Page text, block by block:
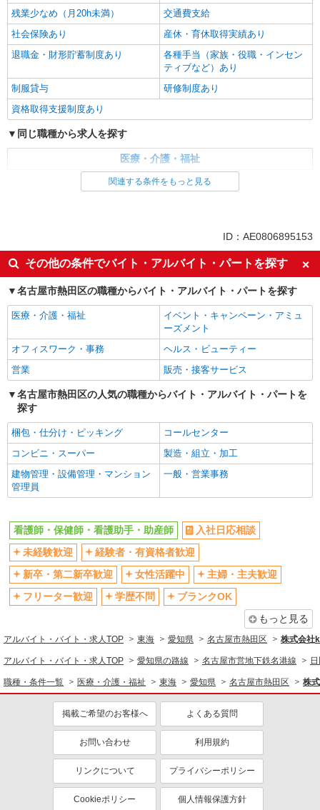
残業少なめ（月20h未満）
交通費支給
社会保険あり
産休・育休取得実績あり
退職金・財形貯蓄制度あり
各種手当（家族・役職・インセン
ティブなど）あり
制服貸与
研修制度あり
資格取得支援制度あり
同じ職種から求人を探す
医療・介護・福祉
看護師・保健師・看護助手・助産師
ボーナス・賞与あり
車通勤OK
交通費支給
社会保険あり
産休・育休取得実績あり
関連する条件をもっと見る
ID：AE0806895153
その他の条件でバイト・アルバイト・パートを探す
名古屋市熱田区の職種からバイト・アルバイト・パートを探す
医療・介護・福祉
イベント・キャンペーン・アミュ
ーズメント
オフィスワーク・事務
ヘルス・ビューティー
営業
販売・接客サービス
名古屋市熱田区の人気の職種からバイト・アルバイト・パートを
探す
梱包・仕分け・ピッキング
コールセンター
コンビニ・スーパー
製造・組立・加工
建物管理・設備管理・マンション
管理員
一般・営業事務
看護師・保健師・看護助手・助産師
入社日応相談
未経験歓迎
経験者・有資格者歓迎
新卒・第二新卒歓迎
女性活躍中
主婦・主夫歓迎
フリーター歓迎
学歴不問
ブランクOK
もっと見る
アルバイト・バイト・求人TOP 東海 愛知県 名古屋市熱田区 株式会社
アルバイト・バイト・求人TOP 愛知県の路線 名古屋市営地下鉄名港線
職種・条件一覧 医療・介護・福祉 東海 愛知県 名古屋市熱田区 株
掲載ご希望のお客様へ よくある質問
お問い合わせ 利用規約
リンクについて プライバシーポリシー
Cookieポリシー 個人情報保護方針